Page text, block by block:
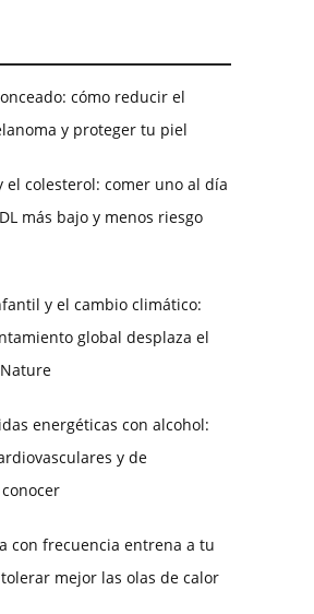
cómo reducir el
y proteger tu piel
el colesterol: comer uno al día
más bajo y menos riesgo
y el cambio climático:
global desplaza el
energéticas con alcohol:
y de
con frecuencia entrena a tu
mejor las olas de calor